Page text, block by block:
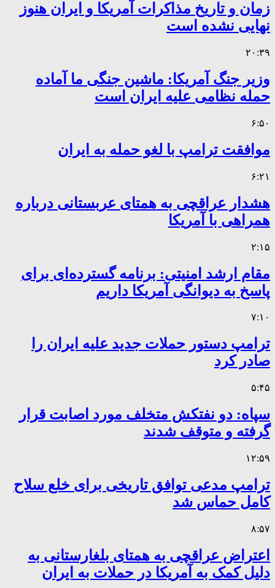
زمان و تاریخ مذاکرات آمریکا و ایران هنوز
نهایی نشده است
۲۰:۳۹
وزیر جنگ آمریکا: ماشین جنگی ما آماده
حمله نظامی علیه ایران است
۶:۵۰
موافقت ترامپ با لغو حمله به ایران
۶:۲۱
هشدار عراقچی به همتای عربستانی درباره
همراهی با آمریکا
۲:۱۵
مقام ارشد امنیتی: برنامه گسترده‌ای برای
پاسخ به دیوانگی آمریکا داریم
۷:۱۰
ترامپ دستور حملات جدید علیه ایران را
صادر کرد
۵:۴۵
سپاه: دو نفتکش متخلف مورد اصابت قرار
گرفته و متوقف شدند
۱۲:۵۹
ترامپ مدعی توافق تاریخی برای خلع سلاح
کامل حماس شد
۸:۵۷
اعتراض عراقچی به همتای بلغارستانی به
دلیل کمک به آمریکا در حملات به ایران